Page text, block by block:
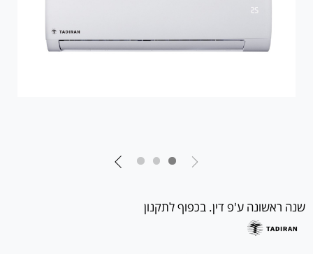
שנה ראשונה ע'פ דין. בכפוף לתקנון